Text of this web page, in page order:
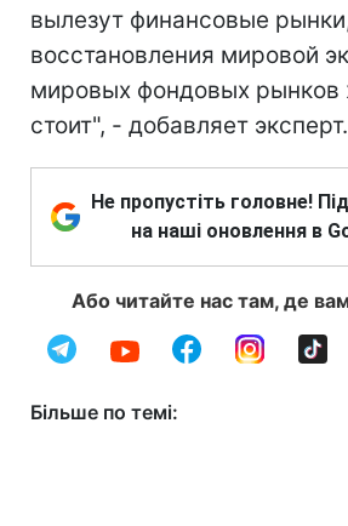
вылезут финансовые
восстановления мировой
мировых фондовых рынков
стоит", - добавляет эксперт.
Не пропустіть головне!
на наші оновлення в
Або читайте нас там, де
Більше по темі: